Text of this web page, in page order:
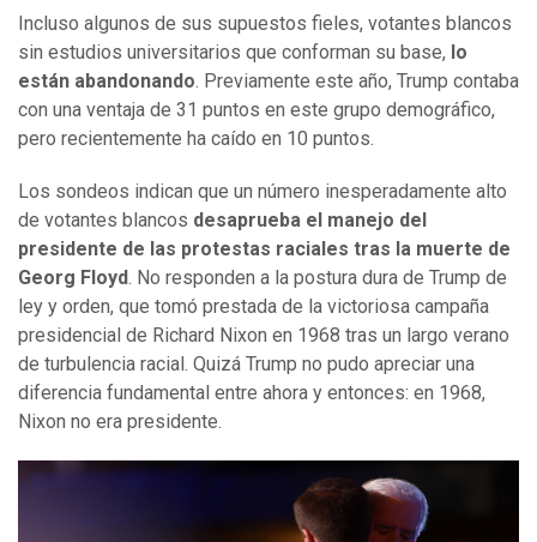
Incluso algunos de sus supuestos fieles, votantes blancos
sin estudios universitarios que conforman su base, lo
están abandonando. Previamente este año, Trump contaba
con una ventaja de 31 puntos en este grupo demográfico,
pero recientemente ha caído en 10 puntos.
Los sondeos indican que un número inesperadamente alto
de votantes blancos desaprueba el manejo del
presidente de las protestas raciales tras la muerte de
Georg Floyd. No responden a la postura dura de Trump de
ley y orden, que tomó prestada de la victoriosa campaña
presidencial de Richard Nixon en 1968 tras un largo verano
de turbulencia racial. Quizá Trump no pudo apreciar una
diferencia fundamental entre ahora y entonces: en 1968,
Nixon no era presidente.